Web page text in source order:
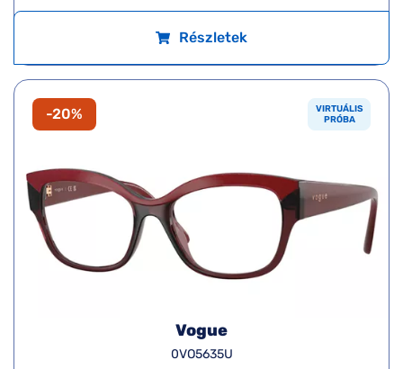
Részletek
-20%
VIRTUÁLIS
PRÓBA
Vogue
0VO5635U